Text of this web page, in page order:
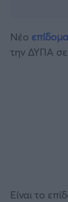
Νέο επίδομα
την ΔΥΠΑ σε
Είναι το